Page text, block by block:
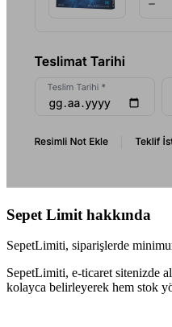
Sepet Limit hakkında
SepetLimiti, siparişlerde
SepetLimiti, e-ticaret sitenizde
kolayca belirleyerek hem stok